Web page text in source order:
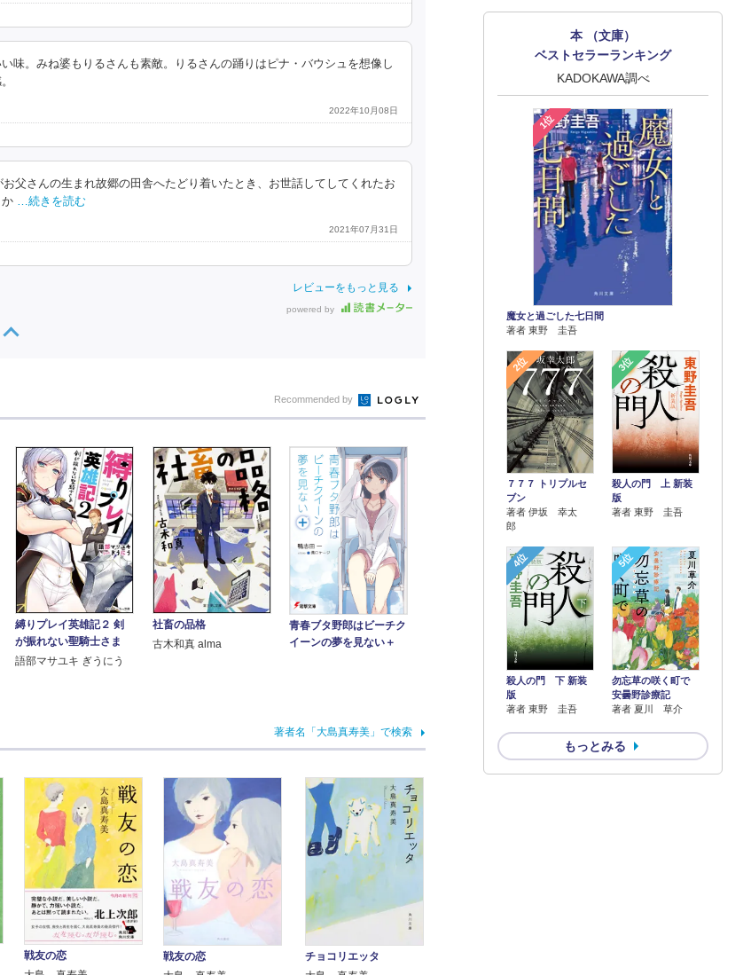
味。みね婆もりるさんも素敵。りるさんの踊りはピナ・バウシュを想像し
2022年10月08日
父さんの生まれ故郷の田舎へたどり着いたとき、お世話してしてくれたお
…続きを読む
2021年07月31日
レビューをもっと見る
powered by
本 （文庫）
ベストセラーランキング
KADOKAWA調べ
1位
魔女と過ごした七日間
著者 東野 圭吾
2位
７７７ トリプルセ
ブン
著者 伊坂 幸太
郎
3位
殺人の門 上 新装
版
著者 東野 圭吾
4位
殺人の門 下 新装
版
著者 東野 圭吾
5位
勿忘草の咲く町で
安曇野診療記
著者 夏川 草介
もっとみる
Recommended by
縛りプレイ英雄記２ 剣
が振れない聖騎士さま
語部マサユキ ぎうにう
社畜の品格
古木和真 alma
青春ブタ野郎はビーチク
イーンの夢を見ない＋
著者名「大島真寿美」で検索
戦友の恋
戦友の恋
チョコリエッタ